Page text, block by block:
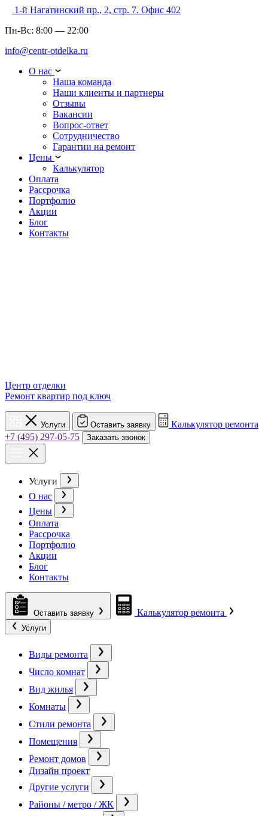
1-й Нагатинский пр., 2, стр. 7. Офис 402
Пн-Вс: 8:00 — 22:00
info@centr-otdelka.ru
О нас
Наша команда
Наши клиенты и партнеры
Отзывы
Вакансии
Вопрос-ответ
Сотрудничество
Гарантии на ремонт
Цены
Калькулятор
Оплата
Рассрочка
Портфолио
Акции
Блог
Контакты
Центр отделки
Ремонт квартир под ключ
Услуги Оставить заявку
Калькулятор ремонта
+7 (495) 297-05-75
Заказать звонок
Услуги
О нас
Цены
Оплата
Рассрочка
Портфолио
Акции
Блог
Контакты
Оставить заявку Калькулятор ремонта
Услуги
Виды ремонта
Число комнат
Вид жилья
Комнаты
Стили ремонта
Помещения
Ремонт домов
Дизайн проект
Другие услуги
Районы / метро / ЖК